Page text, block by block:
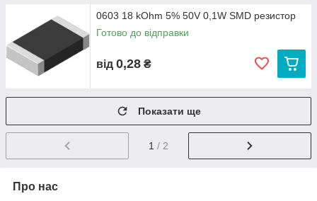
0603 18 kOhm 5% 50V 0,1W SMD резистор
Готово до відправки
від 0,28 ₴
Показати ще
1 / 2
Про нас